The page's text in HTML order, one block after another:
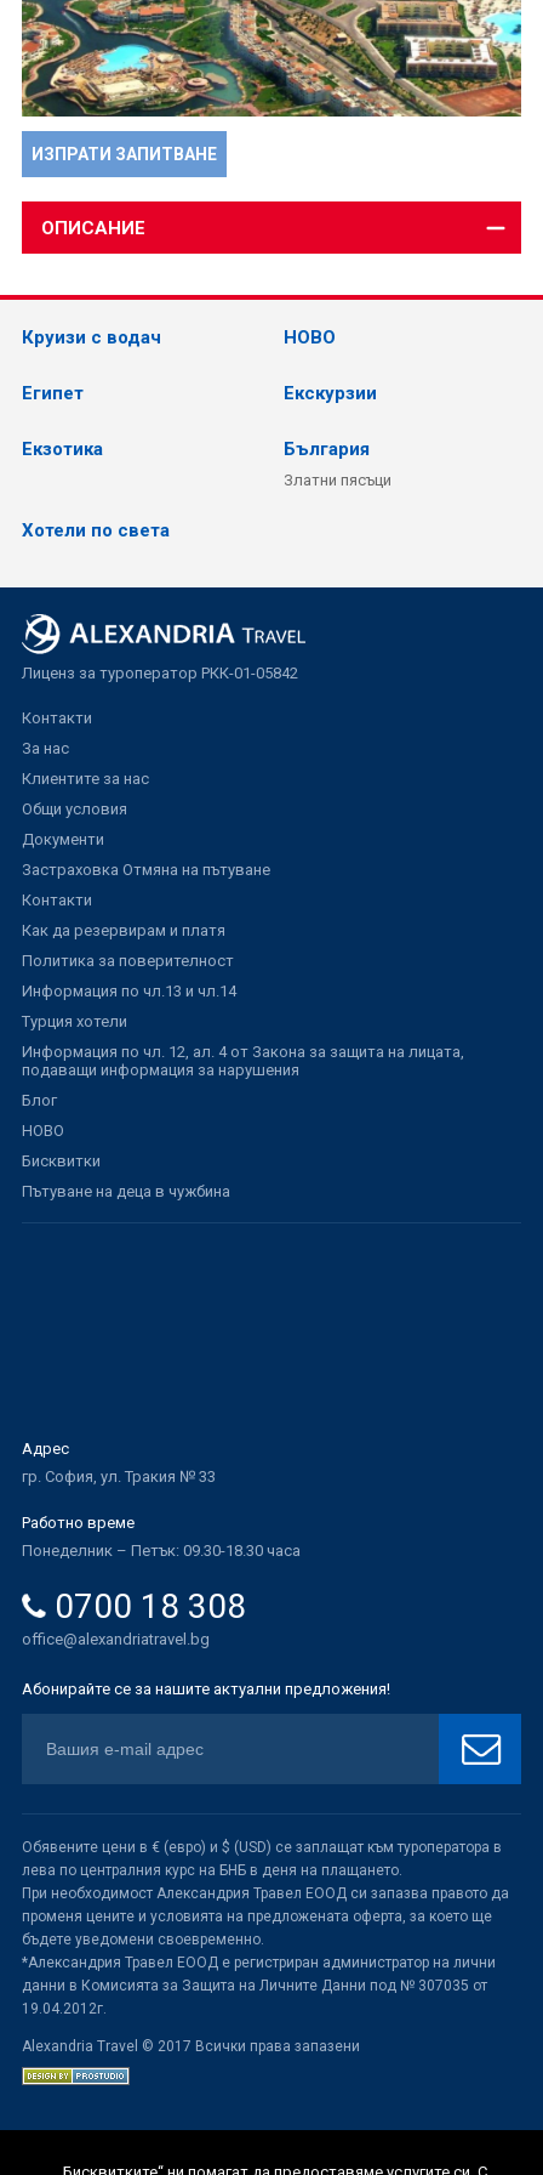
ИЗПРАТИ ЗАПИТВАНЕ
ОПИСАНИЕ
Круизи с водач НОВО
Египет Екскурзии
Екзотика България
Златни пясъци
Хотели по света
Лиценз за туроператор РКК-01-05842
Контакти
За нас
Клиентите за нас
Общи условия
Документи
Застраховка Отмяна на пътуване
Контакти
Как да резервирам и платя
Политика за поверителност
Информация по чл.13 и чл.14
Турция хотели
Информация по чл. 12, ал. 4 от Закона за защита на лицата,
подаващи информация за нарушения
Блог
НОВО
Бисквитки
Пътуване на деца в чужбина
Адрес
гр. София, ул. Тракия № 33
Работно време
Понеделник – Петък: 09.30-18.30 часа
0700 18 308
office@alexandriatravel.bg
Абонирайте се за нашите актуални предложения!
Обявените цени в € (евро) и $ (USD) се заплащат към туроператора в
лева по централния курс на БНБ в деня на плащането.
При необходимост Александрия Травел ЕООД си запазва правото да
променя цените и условията на предложената оферта, за което ще
бъдете уведомени своевременно.
*Александрия Травел ЕООД е регистриран администратор на лични
данни в Комисията за Защита на Личните Данни под № 307035 от
19.04.2012г.
Alexandria Travel © 2017 Всички права запазени